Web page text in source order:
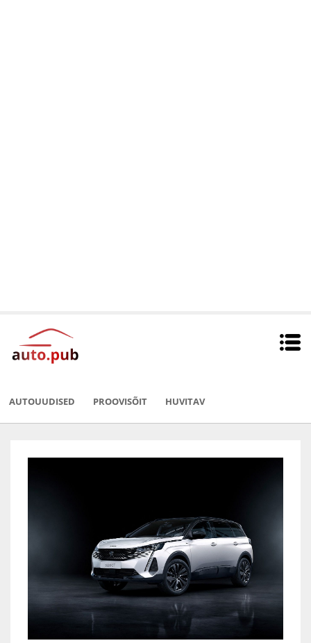
AUTOUUDISED PROOVISÕIT HUVITAV